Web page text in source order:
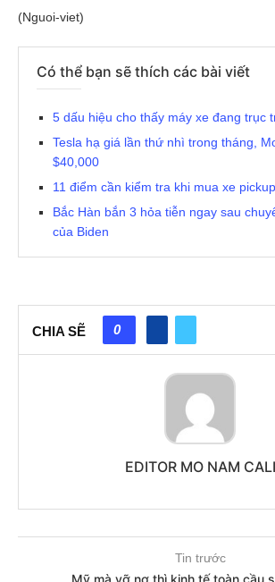
(Nguoi-viet)
Có thể bạn sẽ thích các bài viết
5 dấu hiệu cho thấy máy xe đang trục
Tesla hạ giá lần thứ nhì trong tháng,
$40,000
11 điểm cần kiểm tra khi mua xe
Bắc Hàn bắn 3 hỏa tiễn ngay sau
của Biden
CHIA SẼ 0
EDITOR MO NAM CALI
Tin trước
Mỹ mà vỡ nợ thì kinh tế toàn cầu